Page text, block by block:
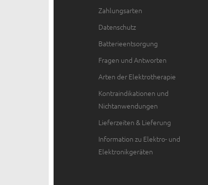
Zahlungsarten
Datenschutz
Batterieentsorgung
Fragen und Antworten
Arten der Elektrotherapie
Kontraindikationen und
Nichtanwendungen
Lieferzeiten & Lieferung
Information zu Elektro- und
Elektronikgeräten